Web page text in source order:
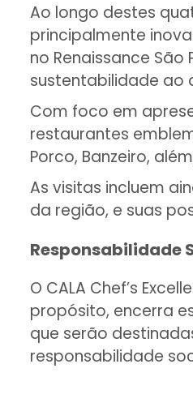
Ao longo destes
principalmente
no Renaissance
sustentabilidade ao
Com foco em
restaurantes
Porco, Banzeiro,
As visitas incluem
da região, e suas
Responsabilidade
O CALA Chef’s
propósito, encerra
que serão
responsabilidade